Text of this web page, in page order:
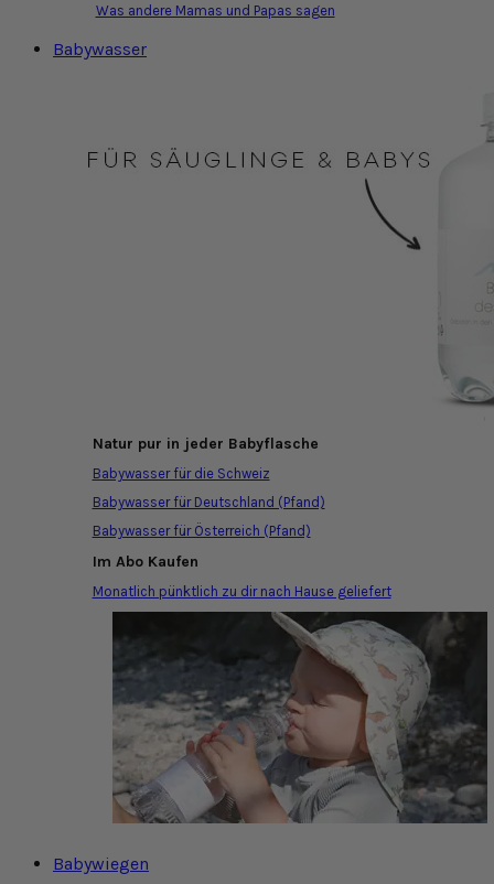
Was andere Mamas und Papas sagen
Babywasser
Natur pur in jeder Babyflasche
Babywasser für die Schweiz
Babywasser für Deutschland (Pfand)
Babywasser für Österreich (Pfand)
Im Abo Kaufen
Monatlich pünktlich zu dir nach Hause geliefert
Babywiegen